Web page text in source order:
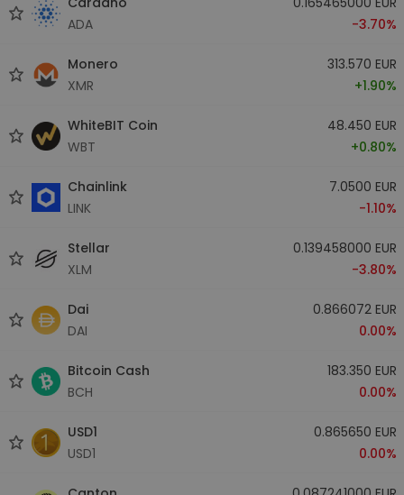
ADA
-3.70%
Monero
XMR
313.570 EUR
+1.90%
WhiteBIT Coin
WBT
48.450 EUR
+0.80%
Chainlink
LINK
7.0500 EUR
-1.10%
Stellar
XLM
0.139458000 EUR
-3.80%
Dai
DAI
0.866072 EUR
0.00%
Bitcoin Cash
BCH
183.350 EUR
0.00%
USD1
USD1
0.865650 EUR
0.00%